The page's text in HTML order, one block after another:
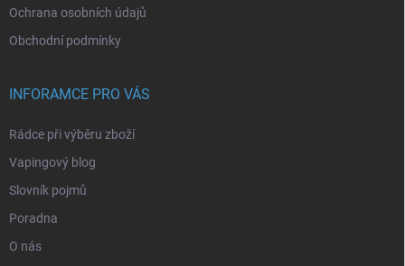
Ochrana osobních údajů
Obchodní podmínky
INFORAMCE PRO VÁS
Rádce při výběru zboží
Vapingový blog
Slovník pojmů
Poradna
O nás